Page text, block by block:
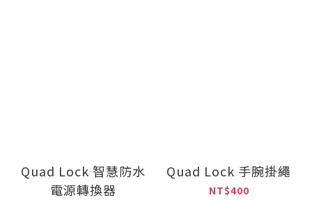
Quad Lock 智慧防水
電源轉換器
Quad Lock 手腕掛繩
NT$400